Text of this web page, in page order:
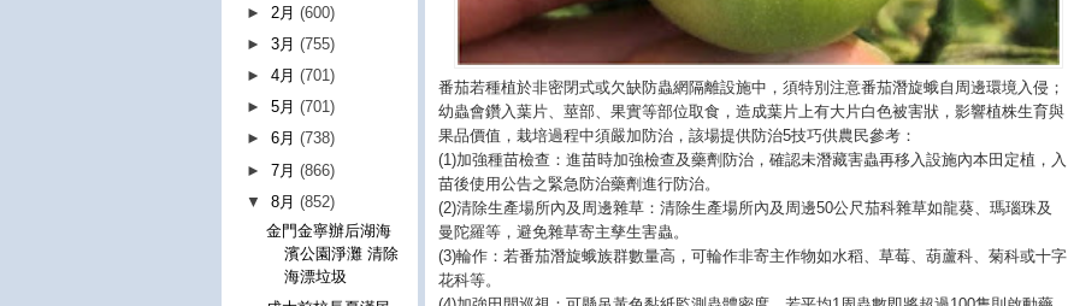
番茄若種植於非密閉式或欠缺防蟲網隔離設施中，須特別注意番茄潛旋蛾自周邊環境入侵；
幼蟲會鑽入葉片、莖部、果實等部位取食，造成葉片上有大片白色被害狀，影響植株生育與
果品價值，栽培過程中須嚴加防治，該場提供防治5技巧供農民參考：
(1)加強種苗檢查：進苗時加強檢查及藥劑防治，確認未潛藏害蟲再移入設施內本田定植，入
苗後使用公告之緊急防治藥劑進行防治。
(2)清除生產場所內及周邊雜草：清除生產場所內及周邊50公尺茄科雜草如龍葵、瑪瑙珠及
曼陀羅等，避免雜草寄主孳生害蟲。
(3)輪作：若番茄潛旋蛾族群數量高，可輪作非寄主作物如水稻、草莓、葫蘆科、菊科或十字
花科等。
► 2月(600)
►3月(755)
►4月(701)
►5月(701)
►6月(738)
►7月(866)
▼8月(852)
金門金寧辦后湖海
濱公園淨灘 清除
海漂垃圾